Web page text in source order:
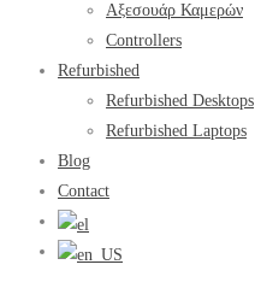
Αξεσουάρ Καμερών
Controllers
Refurbished
Refurbished Desktops
Refurbished Laptops
Blog
Contact